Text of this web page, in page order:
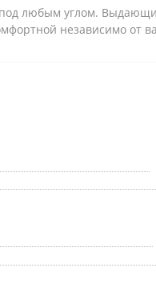
любым углом.
независимо от